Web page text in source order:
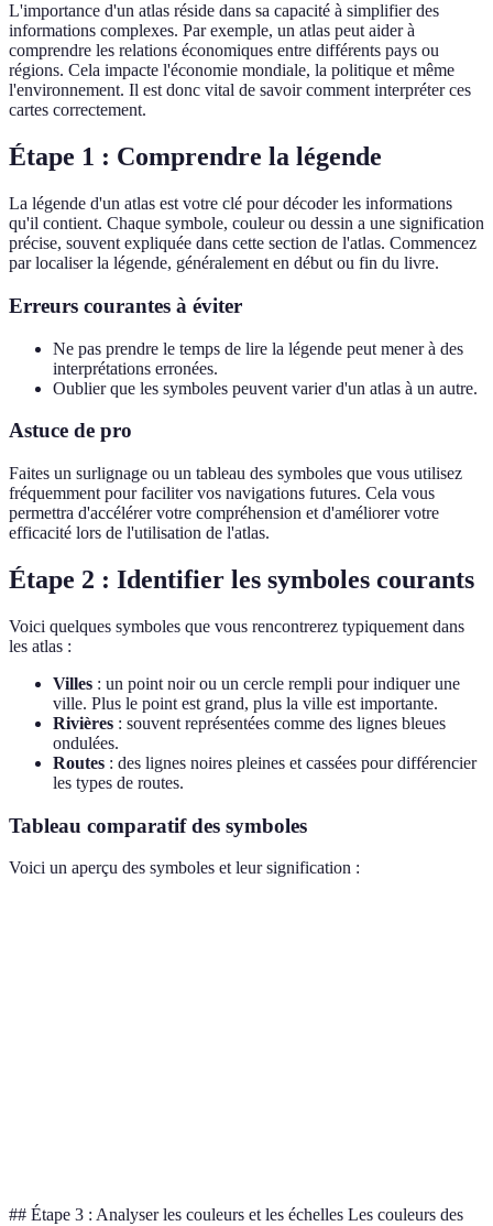
L'importance d'un atlas réside dans sa capacité à simplifier des
informations complexes. Par exemple, un atlas peut aider à
comprendre les relations économiques entre différents pays ou
régions. Cela impacte l'économie mondiale, la politique et même
l'environnement. Il est donc vital de savoir comment interpréter ces
cartes correctement.
Étape 1 : Comprendre la légende
La légende d'un atlas est votre clé pour décoder les informations
qu'il contient. Chaque symbole, couleur ou dessin a une signification
précise, souvent expliquée dans cette section de l'atlas. Commencez
par localiser la légende, généralement en début ou fin du livre.
Erreurs courantes à éviter
Ne pas prendre le temps de lire la légende peut mener à des
interprétations erronées.
Oublier que les symboles peuvent varier d'un atlas à un autre.
Astuce de pro
Faites un surlignage ou un tableau des symboles que vous utilisez
fréquemment pour faciliter vos navigations futures. Cela vous
permettra d'accélérer votre compréhension et d'améliorer votre
efficacité lors de l'utilisation de l'atlas.
Étape 2 : Identifier les symboles courants
Voici quelques symboles que vous rencontrerez typiquement dans
les atlas :
Villes : un point noir ou un cercle rempli pour indiquer une
ville. Plus le point est grand, plus la ville est importante.
Rivières : souvent représentées comme des lignes bleues
ondulées.
Routes : des lignes noires pleines et cassées pour différencier
les types de routes.
Tableau comparatif des symboles
Voici un aperçu des symboles et leur signification :
## Étape 3 : Analyser les couleurs et les échelles Les couleurs des